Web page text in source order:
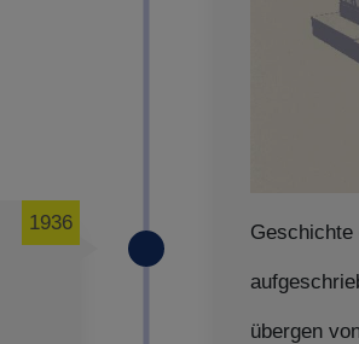
Geschichte
übergen
1936